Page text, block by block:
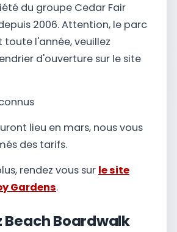
du groupe Cedar Fair
2006. Attention, le parc
toute l'année, veuillez
d'ouverture sur le site
lieu en mars, nous vous
des tarifs.
rendez vous sur le site
Gardens.
Beach Boardwalk